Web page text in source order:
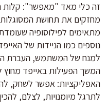
זה כלי מאד "מאפשר": קלות
מחזקים את תחושת
מתאימים לפילוסופיה
נוספים כמו הניידות של
למנח של המשתמש, העברת
המשך הפעילות באייפד מחוץ
האפליקציות: אפשר לשחק,
לתרגל מיומנויות, לצלם,